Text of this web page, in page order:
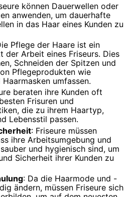
können Dauerwellen oder
anwenden, um dauerhafte
in das Haar eines Kunden zu
Pflege der Haare ist ein
der Arbeit eines Friseurs. Dies
Schneiden der Spitzen und
Pflegeprodukten wie
umfassen.
beraten ihre Kunden oft
Frisuren und
die zu ihrem Haartyp,
Lebensstil passen.
: Friseure müssen
ihre Arbeitsumgebung und
und hygienisch sind, um
Sicherheit ihrer Kunden zu
: Da die Haarmode und -
ändern, müssen Friseure sich